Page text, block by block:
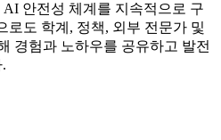
안전성 체계를 지속적으로 구
로도 학계, 정책, 외부 전문가 및
경험과 노하우를 공유하고 발전